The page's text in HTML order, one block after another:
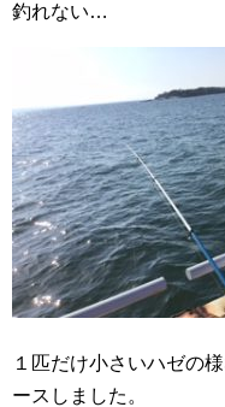
釣れない…
１匹だけ小さいハゼの
ースしました。